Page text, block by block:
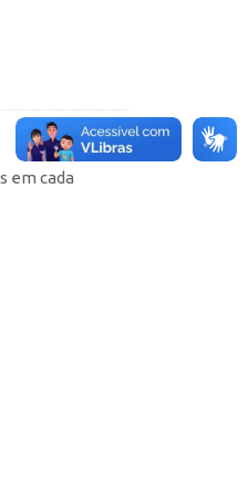
em cada